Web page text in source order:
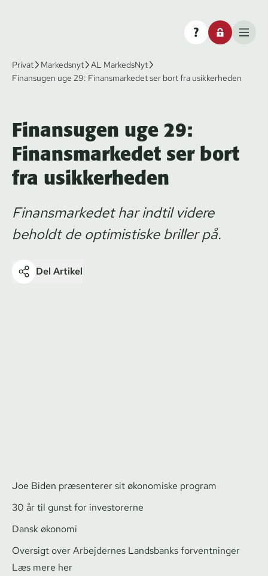
Privat Markedsnyt
AL MarkedsNyt
Finansugen uge 29: Finansmarkedet ser bort fra usikkerheden
Finansugen uge 29:
Finansmarkedet ser bort
fra usikkerheden
Finansmarkedet har indtil videre
beholdt de optimistiske briller på.
Del Artikel
Joe Biden præsenterer sit økonomiske program
30 år til gunst for investorerne
Dansk økonomi
Oversigt over Arbejdernes Landsbanks forventninger
Læs mere her